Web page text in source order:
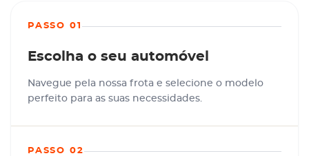
PASSO 01
Escolha o seu automóvel
Navegue pela nossa frota e selecione o modelo
perfeito para as suas necessidades.
PASSO 02